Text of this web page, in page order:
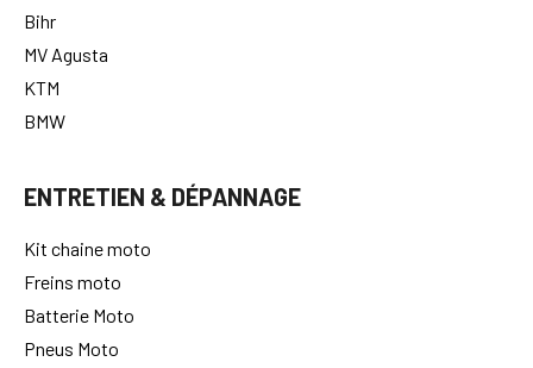
Bihr
MV Agusta
KTM
BMW
ENTRETIEN & DÉPANNAGE
Kit chaine moto
Freins moto
Batterie Moto
Pneus Moto